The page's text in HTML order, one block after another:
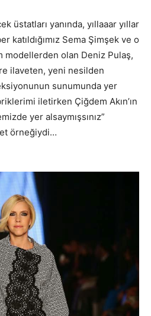
üstatları yanında, yıllaaar yıllar
katıldığımız Sema Şimşek ve o
olan Deniz Pulaş,
ilaveten, yeni nesilden
sunumunda yer
iletirken Çiğdem Akın’ın
yer alsaymışsınız”
örneğiydi…